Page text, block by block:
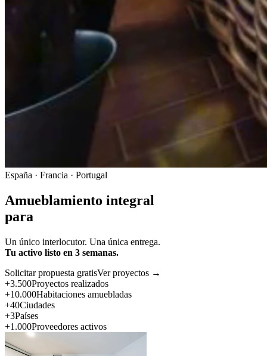
España · Francia · Portugal
Amueblamiento integral
para
Un único interlocutor. Una única entrega.
Tu activo listo en 3 semanas.
Solicitar propuesta gratisVer proyectos →
+3.500Proyectos realizados
+10.000Habitaciones amuebladas
+40Ciudades
+3Países
+1.000Proveedores activos